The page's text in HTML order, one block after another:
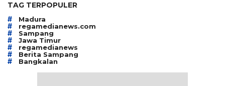
TAG TERPOPULER
# Madura
# regamedianews.com
# Sampang
# Jawa Timur
# regamedianews
# Berita Sampang
# Bangkalan